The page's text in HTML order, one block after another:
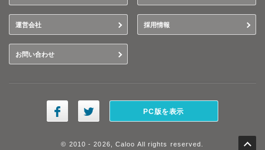
運営会社 採用情報
お問い合わせ
PC版を表示
© 2010 - 2026, Caloo All rights reserved.